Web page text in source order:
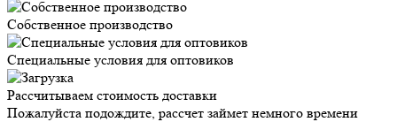
Собственное производство
Специальные условия для оптовиков
Рассчитываем стоимость доставки
Пожалуйста подождите, рассчет займет немного времени